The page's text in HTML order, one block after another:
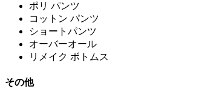
ポリ パンツ
コットン パンツ
ショートパンツ
オーバーオール
リメイク ボトムス
その他